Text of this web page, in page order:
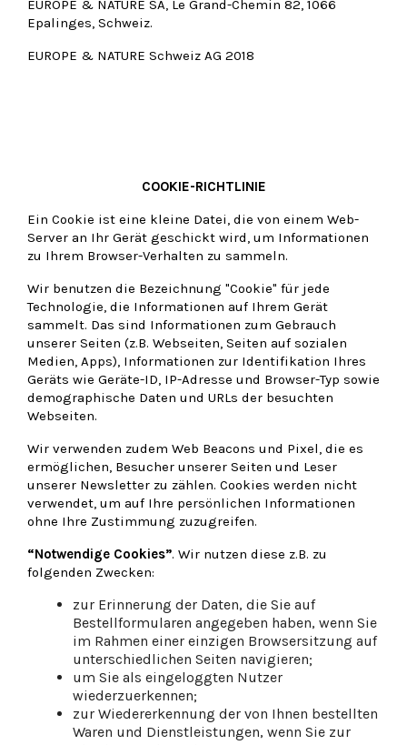
EUROPE & NATURE SA, Le Grand-Chemin 82, 1066
Epalinges, Schweiz.
EUROPE & NATURE Schweiz AG 2018
COOKIE-RICHTLINIE
Ein Cookie ist eine kleine Datei, die von einem Web-
Server an Ihr Gerät geschickt wird, um Informationen
zu Ihrem Browser-Verhalten zu sammeln.
Wir benutzen die Bezeichnung "Cookie" für jede
Technologie, die Informationen auf Ihrem Gerät
sammelt. Das sind Informationen zum Gebrauch
unserer Seiten (z.B. Webseiten, Seiten auf sozialen
Medien, Apps), Informationen zur Identifikation Ihres
Geräts wie Geräte-ID, IP-Adresse und Browser-Typ sowie
demographische Daten und URLs der besuchten
Webseiten.
Wir verwenden zudem Web Beacons und Pixel, die es
ermöglichen, Besucher unserer Seiten und Leser
unserer Newsletter zu zählen. Cookies werden nicht
verwendet, um auf Ihre persönlichen Informationen
ohne Ihre Zustimmung zuzugreifen.
“Notwendige Cookies”. Wir nutzen diese z.B. zu
folgenden Zwecken:
zur Erinnerung der Daten, die Sie auf
Bestellformularen angegeben haben, wenn Sie
im Rahmen einer einzigen Browsersitzung auf
unterschiedlichen Seiten navigieren;
um Sie als eingeloggten Nutzer
wiederzuerkennen;
zur Wiedererkennung der von Ihnen bestellten
Waren und Dienstleistungen, wenn Sie zur